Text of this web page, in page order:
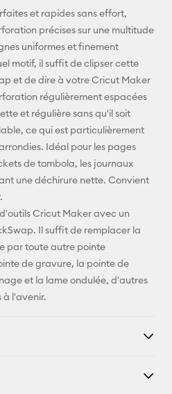
E-mail
Pinterest
Facebook
et rapides sans effort,
précises sur une multitude
uniformes et finement
motif, il suffit de clipser cette
et de dire à votre Cricut Maker
régulièrement espacées
et régulière sans qu'il soit
ce qui est particulièrement
Idéal pour les pages
de tombola, les journaux
une déchirure nette. Convient
Cricut Maker avec un
Il suffit de remplacer la
par toute autre pointe
de gravure, la pointe de
et la lame ondulée, d'autres
à l'avenir.